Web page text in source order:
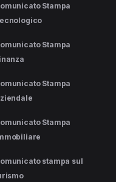
Stampa
Stampa
Stampa
Stampa
stampa sul